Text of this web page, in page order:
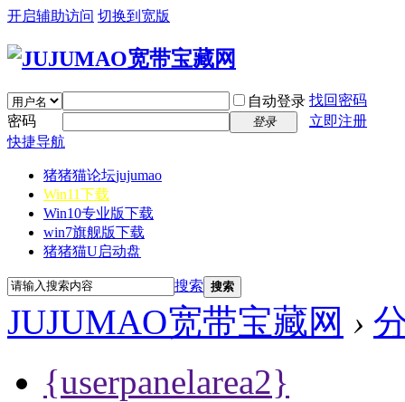
开启辅助访问 切换到宽版
自动登录 找回密码
密码
登录
立即注册
快捷导航
猪猪猫论坛jujumao
Win11下载
Win10专业版下载
win7旗舰版下载
猪猪猫U启动盘
搜索 搜索
JUJUMAO宽带宝藏网 ›
{userpanelarea2}